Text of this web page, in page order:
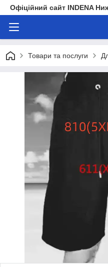
Офіційний сайт INDENA
Товари та послуги